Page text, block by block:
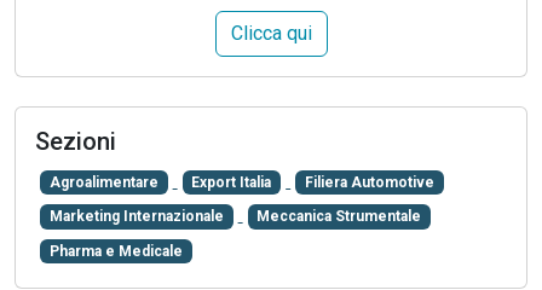
Clicca qui
Sezioni
Agroalimentare Export Italia Filiera Automotive
Marketing Internazionale Meccanica Strumentale
Pharma e Medicale